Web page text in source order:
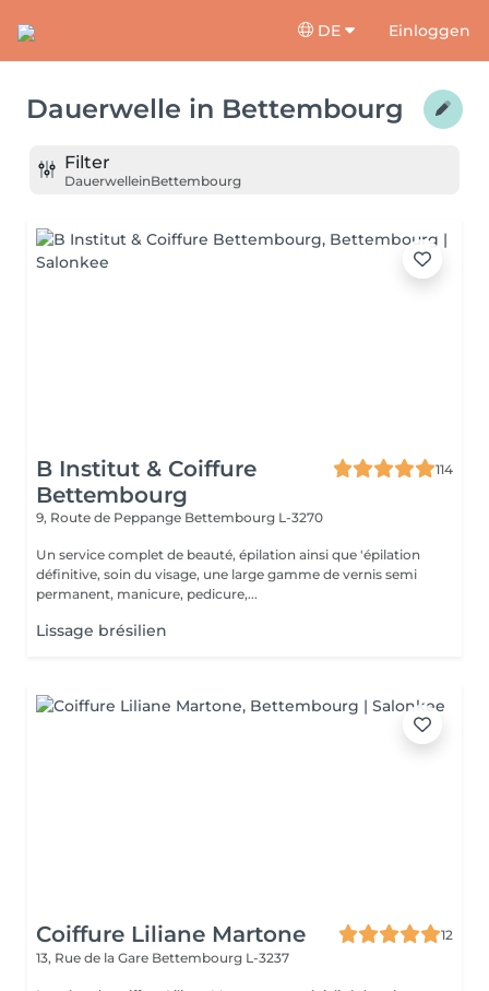
DE Einloggen
Dauerwelle in Bettembourg
Filter
DauerwelleinBettembourg
B Institut & Coiffure
Bettembourg
114
9, Route de Peppange Bettembourg L-3270
Un service complet de beauté, épilation ainsi que 'épilation
définitive, soin du visage, une large gamme de vernis semi
permanent, manicure, pedicure,...
Lissage brésilien
Coiffure Liliane Martone
12
13, Rue de la Gare Bettembourg L-3237